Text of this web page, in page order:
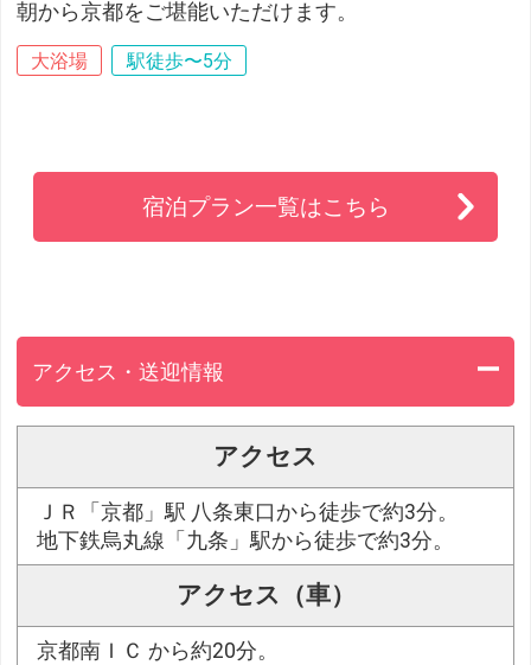
朝から京都をご堪能いただけます。
大浴場 駅徒歩〜5分
宿泊プラン一覧はこちら
アクセス・送迎情報
アクセス
ＪＲ「京都」駅 八条東口から徒歩で約3分。
地下鉄烏丸線「九条」駅から徒歩で約3分。
アクセス（車）
京都南ＩＣ から約20分。